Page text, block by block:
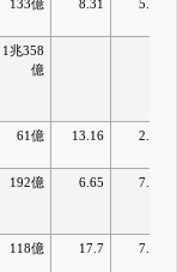
133億 8.31 5.49
1兆358
億
61億 13.16 2.92
192億 6.65 7.86
118億 17.7 7.25